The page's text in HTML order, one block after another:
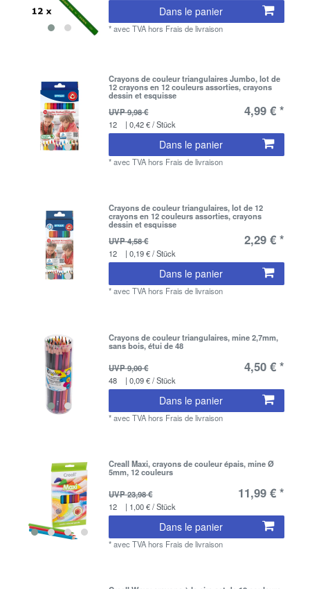
Dans le panier
*avec TVAhors Frais de livraison
Crayons de couleur triangulaires Jumbo, lot de
12 crayons en 12 couleurs assorties, crayons
dessin et esquisse
UVP 9,98 €
4,99 € *
12 | 0,42 € / Stück
Dans le panier
*avec TVAhors Frais de livraison
Crayons de couleur triangulaires, lot de 12
crayons en 12 couleurs assorties, crayons
dessin et esquisse
UVP 4,58 €
2,29 € *
12 | 0,19 € / Stück
Dans le panier
*avec TVAhors Frais de livraison
Crayons de couleur triangulaires, mine 2,7mm,
sans bois, étui de 48
UVP 9,00 €
4,50 € *
48 | 0,09 € / Stück
Dans le panier
*avec TVAhors Frais de livraison
Creall Maxi, crayons de couleur épais, mine Ø
5mm, 12 couleurs
UVP 23,98 €
11,99 € *
12 | 1,00 € / Stück
Dans le panier
*avec TVAhors Frais de livraison